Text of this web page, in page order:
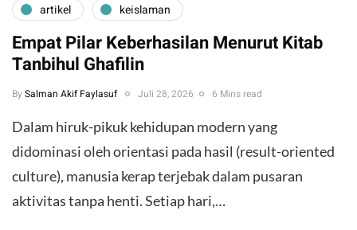
artikel keislaman
Empat Pilar Keberhasilan Menurut Kitab
Tanbihul Ghafilin
By Salman Akif Faylasuf Juli 28, 2026 6 Mins read
Dalam hiruk-pikuk kehidupan modern yang
didominasi oleh orientasi pada hasil (result-oriented
culture), manusia kerap terjebak dalam pusaran
aktivitas tanpa henti. Setiap hari,…